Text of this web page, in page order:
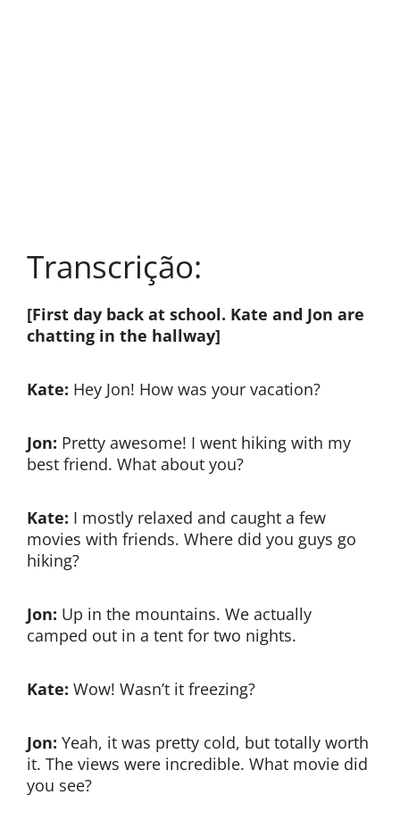
Transcrição:
[First day back at school. Kate and Jon are
chatting in the hallway]
Kate: Hey Jon! How was your vacation?
Jon: Pretty awesome! I went hiking with my
best friend. What about you?
Kate: I mostly relaxed and caught a few
movies with friends. Where did you guys go
hiking?
Jon: Up in the mountains. We actually
camped out in a tent for two nights.
Kate: Wow! Wasn’t it freezing?
Jon: Yeah, it was pretty cold, but totally worth
it. The views were incredible. What movie did
you see?